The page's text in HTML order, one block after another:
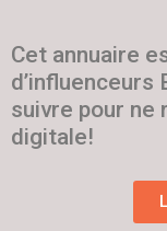
Cet annuaire
d’influenceurs
suivre pour ne
digitale!